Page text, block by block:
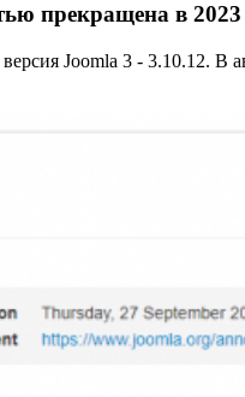
прекращена в
Joomla 3 - 3.10.12. В